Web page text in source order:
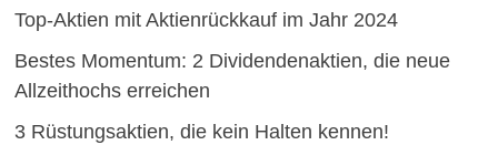
Top-Aktien mit Aktienrückkauf im Jahr 2024
Bestes Momentum: 2 Dividendenaktien, die neue
Allzeithochs erreichen
3 Rüstungsaktien, die kein Halten kennen!